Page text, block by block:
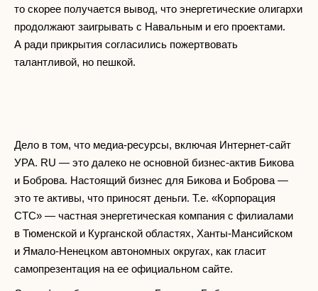
то скорее получается вывод, что энергетические олигархи
продолжают заигрывать с Навальным и его проектами.
А ради прикрытия согласились пожертвовать
талантливой, но пешкой.
Дело в том, что медиа-ресурсы, включая Интернет-сайт
УРА. RU — это далеко не основной бизнес-актив Бикова
и Боброва. Настоящий бизнес для Бикова и Боброва —
это те активы, что приносят деньги. Т.е. «Корпорация
СТС» — частная энергетическая компания с филиалами
в Тюменской и Курганской областях, Ханты-Мансийском
и Ямало-Ненецком автономных округах, как гласит
самопрезентация на ее официальном сайте.